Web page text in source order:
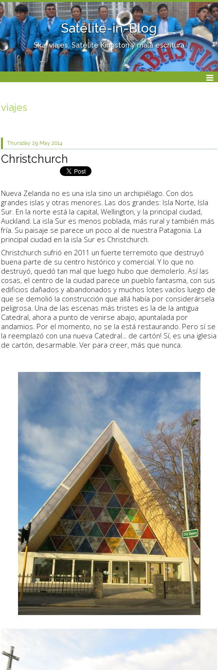
Satélite-in-Blog
Ska, viajes, Satélite Kingston y mala escritura
viajes
Thursday 29 May 2014
Christchurch
Nueva Zelanda no es una isla sino un archipiélago. Con dos
grandes islas y otras menores. Las dos grandes: Isla Norte, Isla
Sur. En la norte está la capital, Wellington, y la principal ciudad,
Auckland. La isla Sur es menos poblada, más rural y también más
fría. Su paisaje se parece un poco al de nuestra Patagonia. La
principal ciudad en la isla Sur es Christchurch.
Christchurch sufrió en 2011 un fuerte terremoto que destruyó
buena parte de su centro histórico y comercial. Y lo que no
destruyó, quedó tan mal que luego hubo que demolerlo. Así las
cosas, el centro de la ciudad parece un pueblo fantasma, con sus
edificios dañados y abandonados y muchos lotes vacíos luego de
que se demolió la construcción que allá había por considerársela
peligrosa. Una de las escenas más tristes es la de la antigua
Catedral, ahora a punto de venirse abajo, apuntalada por
andamios. Por el momento, no se la está restaurando. Pero sí se
la reemplazó con una nueva Catedral... de cartón! Sí, es una iglesia
de cartón, desarmable. Ver para creer, más que nunca.